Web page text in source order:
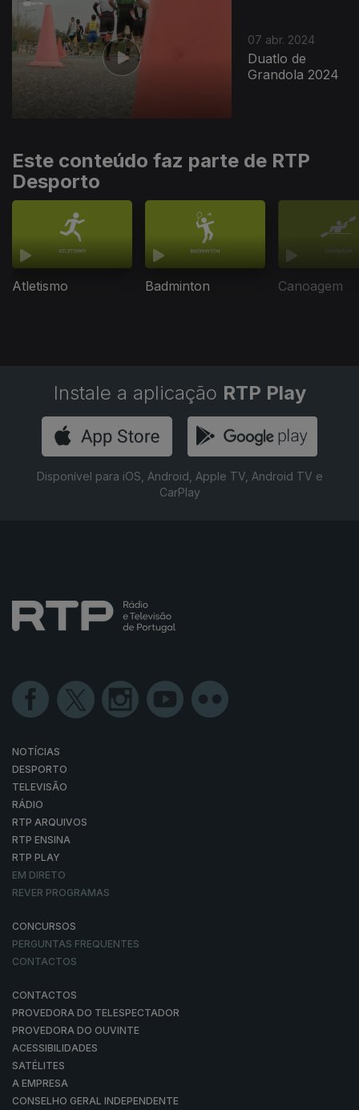
07 abr. 2024
Duatlo de
Grandola 2024
Este conteúdo faz parte de RTP
Desporto
Atletismo Badminton Canoagem
Instale a aplicação RTP Play
Disponível para iOS, Android, Apple TV, Android TV e
CarPlay
NOTÍCIAS
DESPORTO
TELEVISÃO
RÁDIO
RTP ARQUIVOS
RTP ENSINA
RTP PLAY
EM DIRETO
REVER PROGRAMAS
CONCURSOS
PERGUNTAS FREQUENTES
CONTACTOS
CONTACTOS
PROVEDORA DO TELESPECTADOR
PROVEDORA DO OUVINTE
ACESSIBILIDADES
SATÉLITES
A EMPRESA
CONSELHO GERAL INDEPENDENTE